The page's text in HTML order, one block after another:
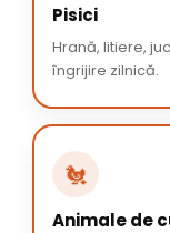
Pisici
Hrană, litiere,
îngrijire zilnică.
🐔
Animale de